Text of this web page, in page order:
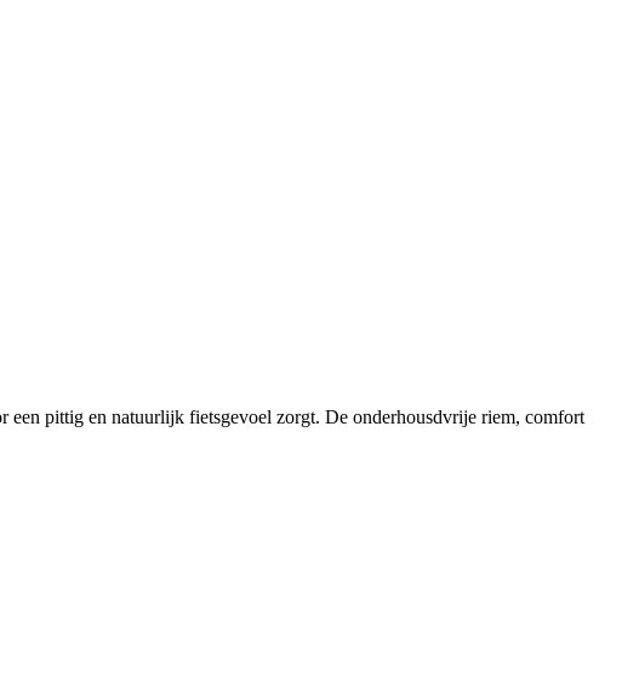
pittig en natuurlijk fietsgevoel zorgt. De onderhousdvrije riem, comfort